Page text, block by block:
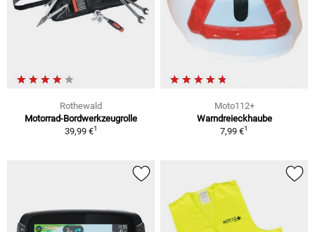
Rothewald
Motorrad-Bordwerkzeugrolle
39,99 €1
Moto112+
Warndreieckhaube
7,99 €1